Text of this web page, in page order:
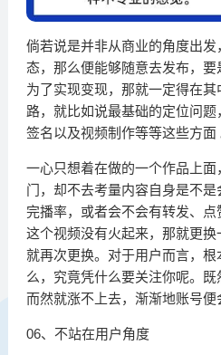
倘若说是并非从商业的角度出
态，那么便能够随意去发布，
为了实现变现，那就一定得在
路，就比如说最基础的定位问题
签名以及视频制作等等这些方面
一心只想着在做的一个作品上
门，却不去考量内容自身是不
完播率，或者会不会有转发、
这个视频没有火起来，那就更
就再次更换。对于用户而言，
么，究竟凭什么要关注你呢。
而然就涨不上去，渐渐地账号便
06、不站在用户角度